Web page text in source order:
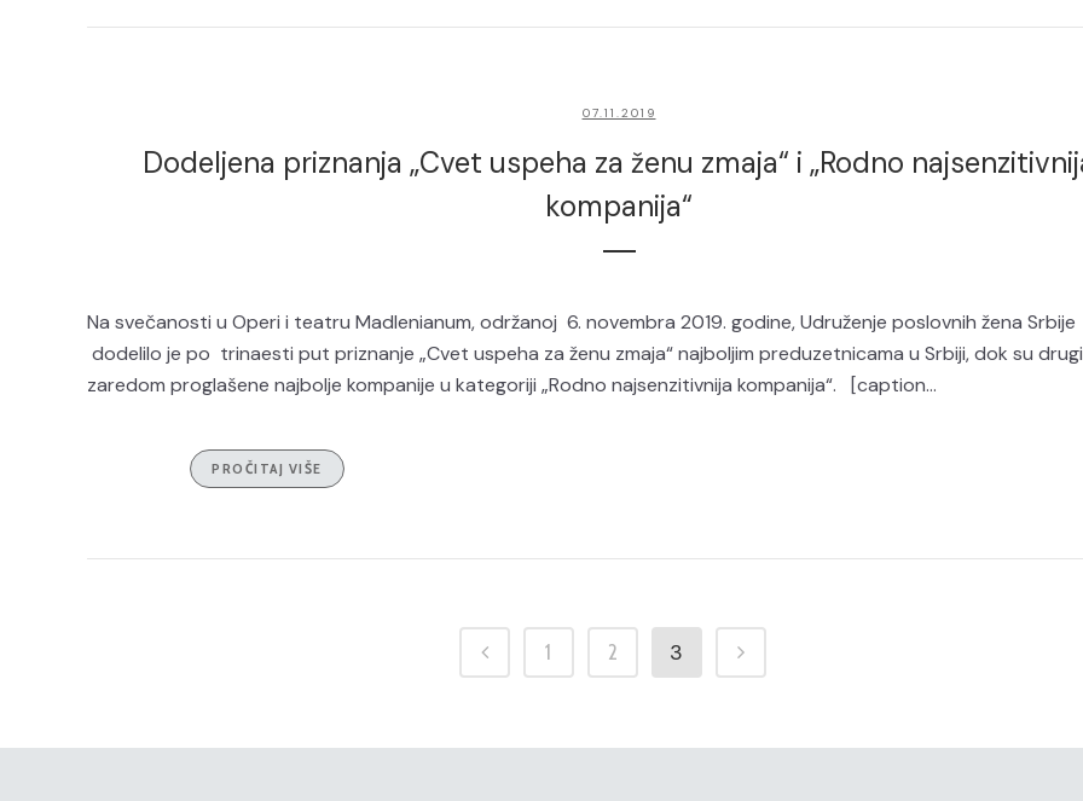
07.11.2019
Dodeljena priznanja „Cvet uspeha za ženu zmaja“ i „Rodno
kompanija“
Na svečanosti u Operi i teatru Madlenianum, održanoj 6. novembra 2019. godine, Udruženje poslovnih žena Srbije
dodelilo je po trinaesti put priznanje „Cvet uspeha za ženu zmaja“ najboljim preduzetnicama u Srbiji, dok su
zaredom proglašene najbolje kompanije u kategoriji „Rodno najsenzitivnija kompanija“. [caption...
PROČITAJ VIŠE
1 2 3